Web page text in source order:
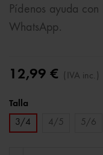
Pídenos ayuda con
WhatsApp.
12,99 € (IVA inc.)
Talla
3/4
4/5 5/6